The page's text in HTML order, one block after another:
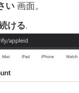
い画面。
ける.